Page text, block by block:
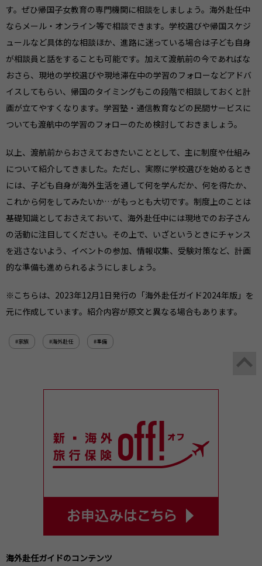
す。ぜひ帰国子女教育の専門機関に相談をしましょう。海外赴任中
ならメール・オンライン等で相談できます。学校選びや帰国スケジ
ュールなど具体的な相談ほか、進路に迷っている場合は子ども自身
が相談員と話をすることも可能です。加えて渡航前の今であればな
おさら、現地の学校選びや現地滞在中の学習のフォローなどアドバ
イスしてもらい、帰国のタイミングもこの段階で相談しておくと計
画が立てやすくなります。学習塾・通信教育などの民間サービスに
ついても渡航中の学習のフォローのため検討しておきましょう。
以上、渡航前からおさえておきたいこととして、主に制度や仕組み
について紹介してきました。ただし、実際に学校選びを始めるとき
には、子ども自身が海外生活を通して何を学んだか、何を得たか、
これから何をしてみたいか…がもっとも大切です。制度上のことは
基礎知識としておさえておいて、海外赴任中には現地でのお子さん
の活動に注目してください。その上で、いざというときにチャンス
を逃さないよう、イベントの参加、情報収集、受験対策など、計画
的な準備も進められるようにしましょう。
※こちらは、2023年12月1日発行の「海外赴任ガイド2024年版」を
元に作成しています。紹介内容が原文と異なる場合もあります。
#家族 #海外赴任 #準備
海外赴任ガイドのコンテンツ